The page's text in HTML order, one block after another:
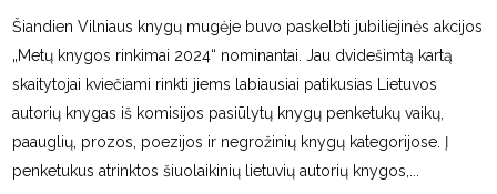
Šiandien Vilniaus knygų mugėje buvo paskelbti jubiliejinės akcijos
„Metų knygos rinkimai 2024“ nominantai. Jau dvidešimtą kartą
skaitytojai kviečiami rinkti jiems labiausiai patikusias Lietuvos
autorių knygas iš komisijos pasiūlytų knygų penketukų vaikų,
paauglių, prozos, poezijos ir negrožinių knygų kategorijose. Į
penketukus atrinktos šiuolaikinių lietuvių autorių knygos,